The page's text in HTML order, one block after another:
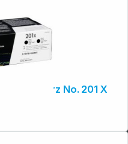
HP Toner CF 400 XD Doppelpack schwarz No. 201 X